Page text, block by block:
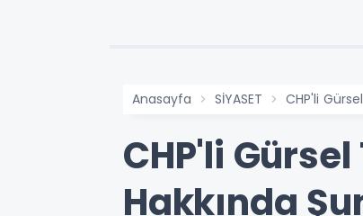
Anasayfa SİYASET CHP'li
CHP'li
Hakkında